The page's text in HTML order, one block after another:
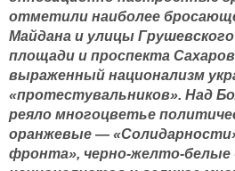
отметили наиболее
Майдана и улицы
площади и проспекта
выраженный национализм
«протестувальников». Над
реяло многоцветье
оранжевые —
фронта», черно-желто-белые